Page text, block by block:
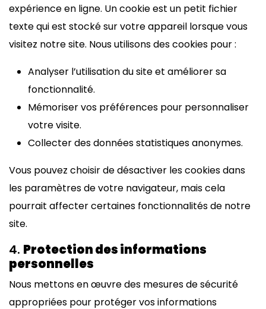
expérience en ligne. Un cookie est un petit fichier
texte qui est stocké sur votre appareil lorsque vous
visitez notre site. Nous utilisons des cookies pour :
Analyser l’utilisation du site et améliorer sa
fonctionnalité.
Mémoriser vos préférences pour personnaliser
votre visite.
Collecter des données statistiques anonymes.
Vous pouvez choisir de désactiver les cookies dans
les paramètres de votre navigateur, mais cela
pourrait affecter certaines fonctionnalités de notre
site.
4. Protection des informations
personnelles
Nous mettons en œuvre des mesures de sécurité
appropriées pour protéger vos informations